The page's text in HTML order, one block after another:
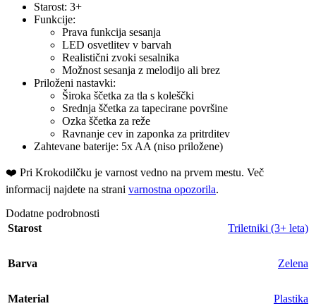
Starost: 3+
Funkcije:
Prava funkcija sesanja
LED osvetlitev v barvah
Realistični zvoki sesalnika
Možnost sesanja z melodijo ali brez
Priloženi nastavki:
Široka ščetka za tla s koleščki
Srednja ščetka za tapecirane površine
Ozka ščetka za reže
Ravnanje cev in zaponka za pritrditev
Zahtevane baterije: 5x AA (niso priložene)
❤️ ️Pri Krokodilčku je varnost vedno na prvem mestu. Več
informacij najdete na strani varnostna opozorila.
Dodatne podrobnosti
Starost
Triletniki (3+ leta)
Barva Zelena
Material Plastika